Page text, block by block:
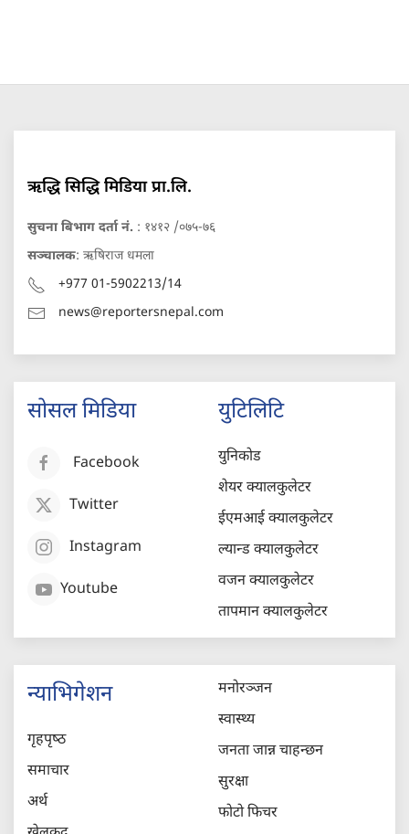
ऋद्धि सिद्धि मिडिया प्रा.लि.
सुचना बिभाग दर्ता नं. : १४१२ /०७५-७६
सञ्चालक: ऋषिराज धमला
+977 01-5902213/14
news@reportersnepal.com
सोसल मिडिया
Facebook
Twitter
Instagram
Youtube
युटिलिटि
युनिकोड
शेयर क्यालकुलेटर
ईएमआई क्यालकुलेटर
ल्यान्ड क्यालकुलेटर
वजन क्यालकुलेटर
तापमान क्यालकुलेटर
न्याभिगेशन
गृहपृष्‍ठ
समाचार
अर्थ
मनोरञ्जन
स्वास्थ्य
जनता जान्न चाहन्छन
सुरक्षा
फोटो फिचर